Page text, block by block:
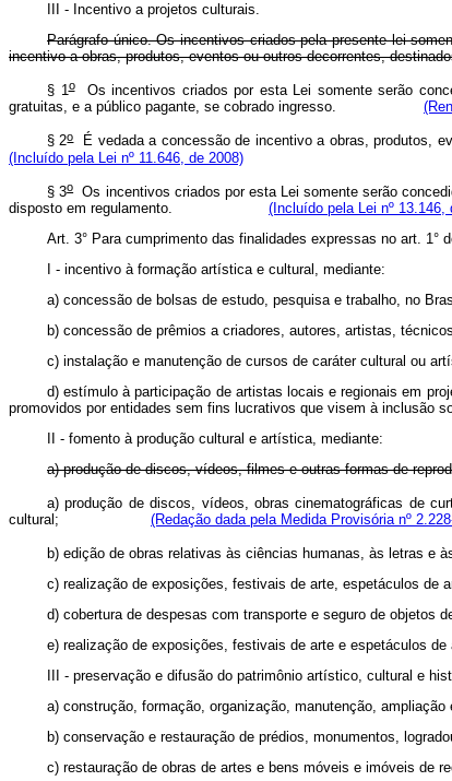
III - Incentivo a projetos culturais.
Parágrafo único. Os incentivos criados pela presente lei
incentivo a obras, produtos, eventos ou outros decorrentes,
§ 1oOs incentivos criados por esta Lei somente serão
gratuitas, e a público pagante, se cobrado ingresso.
§ 2oÉ vedada a concessão de incentivo a obras, produtos,
(Incluído pela Lei nº 11.646, de 2008)
§ 3oOs incentivos criados por esta Lei somente serão
disposto em regulamento. (Incluído pela Lei nº 13.146,
Art. 3° Para cumprimento das finalidades expressas no art.
I - incentivo à formação artística e cultural, mediante:
a) concessão de bolsas de estudo, pesquisa e trabalho, no
b) concessão de prêmios a criadores, autores, artistas,
c) instalação e manutenção de cursos de caráter cultural ou
d) estímulo à participação de artistas locais e regionais em
promovidos por entidades sem fins lucrativos que visem à inclusão
II - fomento à produção cultural e artística, mediante:
a) produção de discos, vídeos, filmes e outras formas de
a) produção de discos, vídeos, obras cinematográficas de
cultural; (Redação dada pela Medida Provisória nº
b) edição de obras relativas às ciências humanas, às letras e
c) realização de exposições, festivais de arte, espetáculos de
d) cobertura de despesas com transporte e seguro de objetos
e) realização de exposições, festivais de arte e espetáculos
III - preservação e difusão do patrimônio artístico, cultural e
a) construção, formação, organização, manutenção,
b) conservação e restauração de prédios, monumentos,
c) restauração de obras de artes e bens móveis e imóveis de